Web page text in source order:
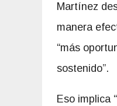
Martínez
manera
“más
sostenido”.
Eso implica